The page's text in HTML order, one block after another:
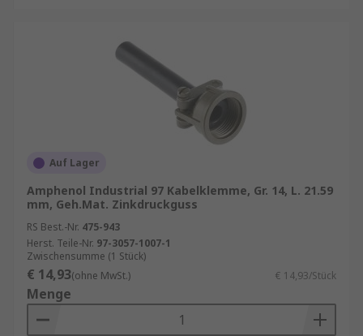
Auf Lager
Amphenol Industrial 97 Kabelklemme, Gr. 14, L. 21.59
mm, Geh.Mat. Zinkdruckguss
RS Best.-Nr. 475-943
Herst. Teile-Nr. 97-3057-1007-1
Zwischensumme (1 Stück)
€ 14,93(ohne MwSt.) € 14,93/Stück
Menge